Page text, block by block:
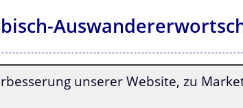
Der Spezialwortschatz für das
unserer Website, zu